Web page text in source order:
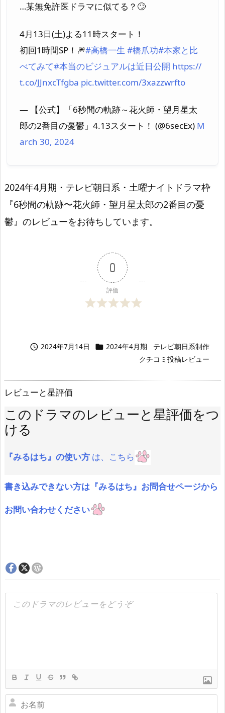
…某無免許医ドラマに似てる？🙄
4月13日(土)よる11時スタート！
初回1時間SP！🎆#高橋一生 #橋爪功#本家と比
べてみて#本当のビジュアルは近日公開 https://
t.co/JJnxcTfgba pic.twitter.com/3xazzwrfto
— 【公式】「6秒間の軌跡～花火師・望月星太
郎の2番目の憂鬱」4.13スタート！ (@6secEx) M
arch 30, 2024
2024年4月期・テレビ朝日系・土曜ナイトドラマ枠
『6秒間の軌跡〜花火師・望月星太郎の2番目の憂
鬱』のレビューをお待ちしています。
0
評価
 2024年7月14日  2024年4月期
テレビ朝日系制作
クチコミ投稿レビュー
レビューと星評価
このドラマのレビューと星評価をつ
ける
『みるはち』の使い方 は、こちら
書き込みできない方は『みるはち』お問合せページから
お問い合わせください